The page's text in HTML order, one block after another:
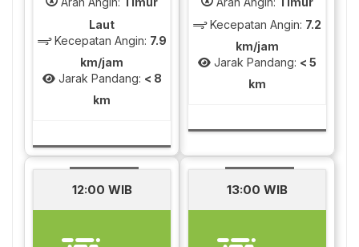
Laut
Kecepatan Angin: 7.9
km/jam
Jarak Pandang: < 8
km
Kecepatan Angin: 7.2
km/jam
Jarak Pandang: < 5
km
12:00 WIB 13:00 WIB